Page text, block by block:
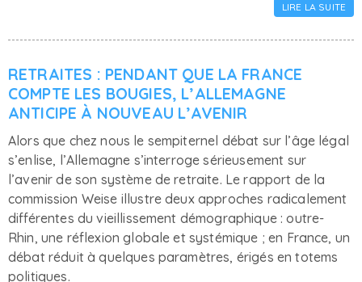
LIRE LA SUITE
RETRAITES : PENDANT QUE LA FRANCE
COMPTE LES BOUGIES, L’ALLEMAGNE
ANTICIPE À NOUVEAU L’AVENIR
Alors que chez nous le sempiternel débat sur l’âge légal
s’enlise, l’Allemagne s’interroge sérieusement sur
l’avenir de son système de retraite. Le rapport de la
commission Weise illustre deux approches radicalement
différentes du vieillissement démographique : outre-
Rhin, une réflexion globale et systémique ; en France, un
débat réduit à quelques paramètres, érigés en totems
politiques.